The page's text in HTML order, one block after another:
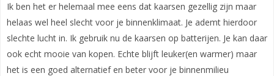
Ik ben het er helemaal mee eens dat kaarsen gezellig zijn maar
helaas wel heel slecht voor je binnenklimaat. Je ademt hierdoor
slechte lucht in. Ik gebruik nu de kaarsen op batterijen. Je kan daar
ook echt mooie van kopen. Echte blijft leuker(en warmer) maar
het is een goed alternatief en beter voor je binnenmilieu